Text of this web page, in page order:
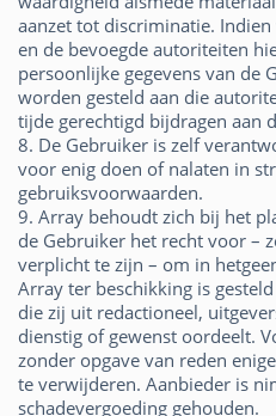
aanzet tot discriminatie.
en de bevoegde autoriteiten
persoonlijke gegevens van de
worden gesteld aan die
tijde gerechtigd bijdragen aan
8. De Gebruiker is zelf
voor enig doen of nalaten in
gebruiksvoorwaarden.
9. Array behoudt zich bij het
de Gebruiker het recht voor –
verplicht te zijn – om in
Array ter beschikking is
die zij uit redactioneel,
dienstig of gewenst oordeelt.
zonder opgave van reden
te verwijderen. Aanbieder is
schadevergoeding gehouden.